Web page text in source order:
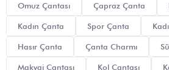
Omuz Çantası Çapraz Çanta
Kadın Çanta Spor Çanta
Hasır Çanta Çanta Charmı
Makyaj Çantası Kol Çantası